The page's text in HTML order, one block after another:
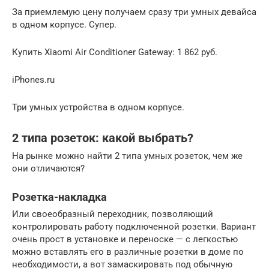
За приемлемую цену получаем сразу три умных девайса
в одном корпусе. Супер.
Купить Xiaomi Air Conditioner Gateway: 1 862 руб.
iPhones.ru
Три умных устройства в одном корпусе.
2 типа розеток: какой выбрать?
На рынке можно найти 2 типа умных розеток, чем же
они отличаются?
Розетка-накладка
Или своеобразный переходник, позволяющий
контролировать работу подключенной розетки. Вариант
очень прост в установке и переноске — с легкостью
можно вставлять его в различные розетки в доме по
необходимости, а вот замаскировать под обычную